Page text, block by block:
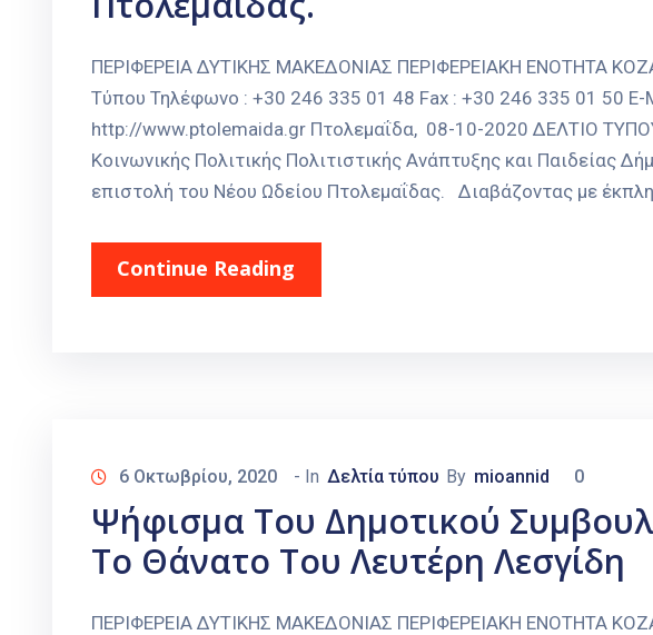
ΠΕΡΙΦΕΡΕΙΑ ΔΥΤΙΚΗΣ ΜΑΚΕΔΟΝΙΑΣ ΠΕΡΙΦΕΡΕΙΑΚΗ ΕΝΟΤΗΤΑ
Τύπου Τηλέφωνο : +30 246 335 01 48 Fax : +30 246 335 01 50 E-
http://www.ptolemaida.gr Πτολεμαΐδα, 08-10-2020 ΔΕΛΤΙΟ
Κοινωνικής Πολιτικής Πολιτιστικής Ανάπτυξης και Παιδείας
επιστολή του Νέου Ωδείου Πτολεμαΐδας. Διαβάζοντας με
Continue Reading
6 Οκτωβρίου, 2020 - In Δελτία τύπου By mioannid 0
Ψήφισμα Του Δημοτικού
Το Θάνατο Του Λευτέρη Λεσγίδη
ΠΕΡΙΦΕΡΕΙΑ ΔΥΤΙΚΗΣ ΜΑΚΕΔΟΝΙΑΣ ΠΕΡΙΦΕΡΕΙΑΚΗ ΕΝΟΤΗΤΑ